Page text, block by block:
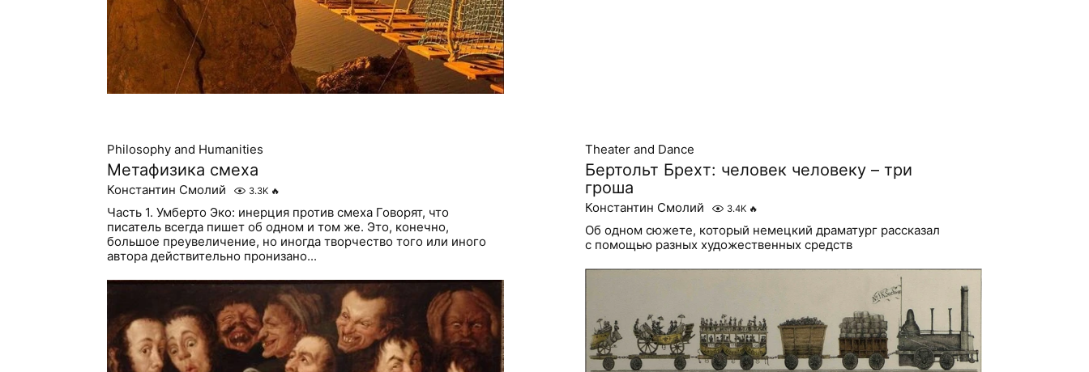
Philosophy and Humanities
Метафизика смеха
Константин Смолий 3.3K 🔥
Часть 1. Умберто Эко: инерция против смеха Говорят, что
писатель всегда пишет об одном и том же. Это, конечно,
большое преувеличение, но иногда творчество того или иного
автора действительно пронизано...
Theater and Dance
Бертольт Брехт: человек человеку – три
гроша
Константин Смолий 3.4K 🔥
Об одном сюжете, который немецкий драматург рассказал
с помощью разных художественных средств